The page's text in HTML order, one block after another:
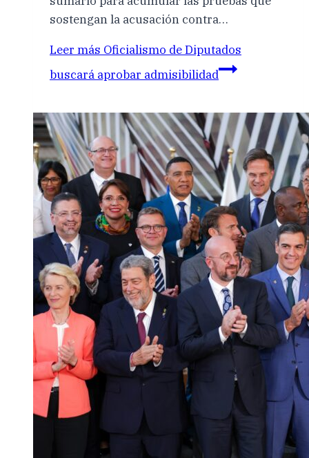
sostengan la acusación contra…
Leer más Oficialismo de Diputados
buscará aprobar admisibilidad